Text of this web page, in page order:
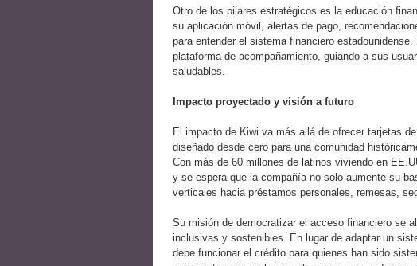
Otro de los pilares estratégicos es la educación
su aplicación móvil, alertas de pago,
para entender el sistema financiero
plataforma de acompañamiento, guiando a sus
saludables.
Impacto proyectado y visión a futuro
El impacto de Kiwi va más allá de ofrecer tarjetas
diseñado desde cero para una comunidad
Con más de 60 millones de latinos viviendo en
y se espera que la compañía no solo aumente su
verticales hacia préstamos personales, remesas,
Su misión de democratizar el acceso financiero se
inclusivas y sostenibles. En lugar de adaptar un
debe funcionar el crédito para quienes han sido